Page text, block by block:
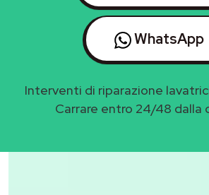
WhatsApp
Interventi di riparazione
Carrare entro 24/48 dalla